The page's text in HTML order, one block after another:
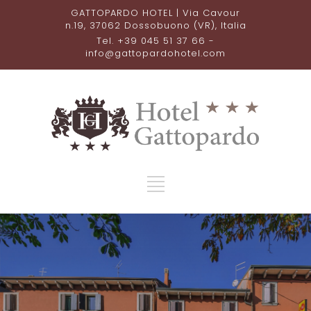
GATTOPARDO HOTEL | Via Cavour
n.19, 37062 Dossobuono (VR), Italia
Tel. +39 045 51 37 66 -
info@gattopardohotel.com